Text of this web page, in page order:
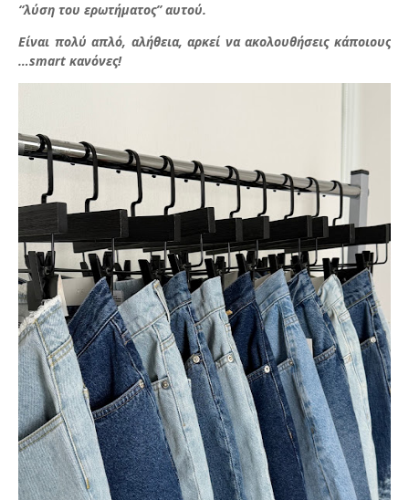
“λύση του ερωτήματος” αυτού.
Είναι πολύ απλό, αλήθεια, αρκεί να ακολουθήσεις κάποιους
…smart κανόνες!